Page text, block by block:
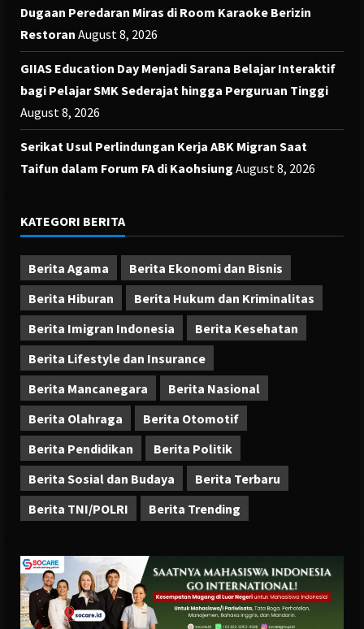
Dugaan Peredaran Miras di Room Karaoke Berizin
Restoran August 8, 2026
GIIAS Education Day Menjadi Sarana Belajar Interaktif
bagi Pelajar SMK Sederajat hingga Perguruan Tinggi
August 8, 2026
Serikat Usul Perlindungan Kerja ABK Migran Saat
Taifun dalam Forum FA di Kaohsiung August 8, 2026
KATEGORI BERITA
Berita Agama
Berita Ekonomi dan Bisnis
Berita Hiburan
Berita Hukum dan Kriminalitas
Berita Imigran Indonesia
Berita Kesehatan
Berita Lifestyle dan Insurance
Berita Mancanegara
Berita Nasional
Berita Olahraga
Berita Otomotif
Berita Pendidikan
Berita Politik
Berita Sosial dan Budaya
Berita Terbaru
Berita TNI/POLRI
Berita Trending